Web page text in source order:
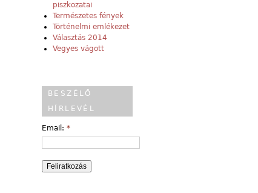
piszkozatai
Természetes fények
Történelmi emlékezet
Választás 2014
Vegyes vágott
BESZÉLŐ
HÍRLEVÉL
Email: *